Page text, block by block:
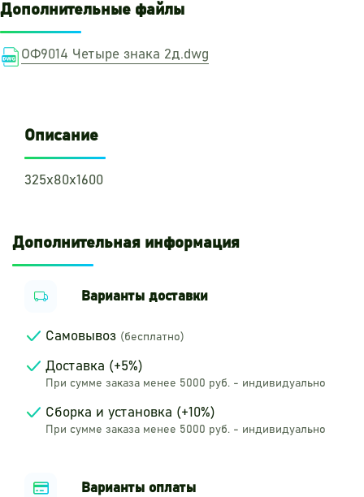
Дополнительные файлы
ОФ9014 Четыре знака 2д.dwg
Описание
325х80х1600
Дополнительная информация
Варианты доставки
Самовывоз (бесплатно)
Доставка (+5%)
При сумме заказа менее 5000 руб. - индивидуально
Сборка и установка (+10%)
При сумме заказа менее 5000 руб. - индивидуально
Варианты оплаты